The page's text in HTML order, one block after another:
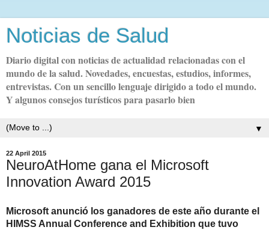
Noticias de Salud
Diario digital con noticias de actualidad relacionadas con el
mundo de la salud. Novedades, encuestas, estudios, informes,
entrevistas. Con un sencillo lenguaje dirigido a todo el mundo.
Y algunos consejos turísticos para pasarlo bien
▼
22 April 2015
NeuroAtHome gana el Microsoft
Innovation Award 2015
Microsoft anunció los ganadores de este año durante el
HIMSS Annual Conference and Exhibition que tuvo